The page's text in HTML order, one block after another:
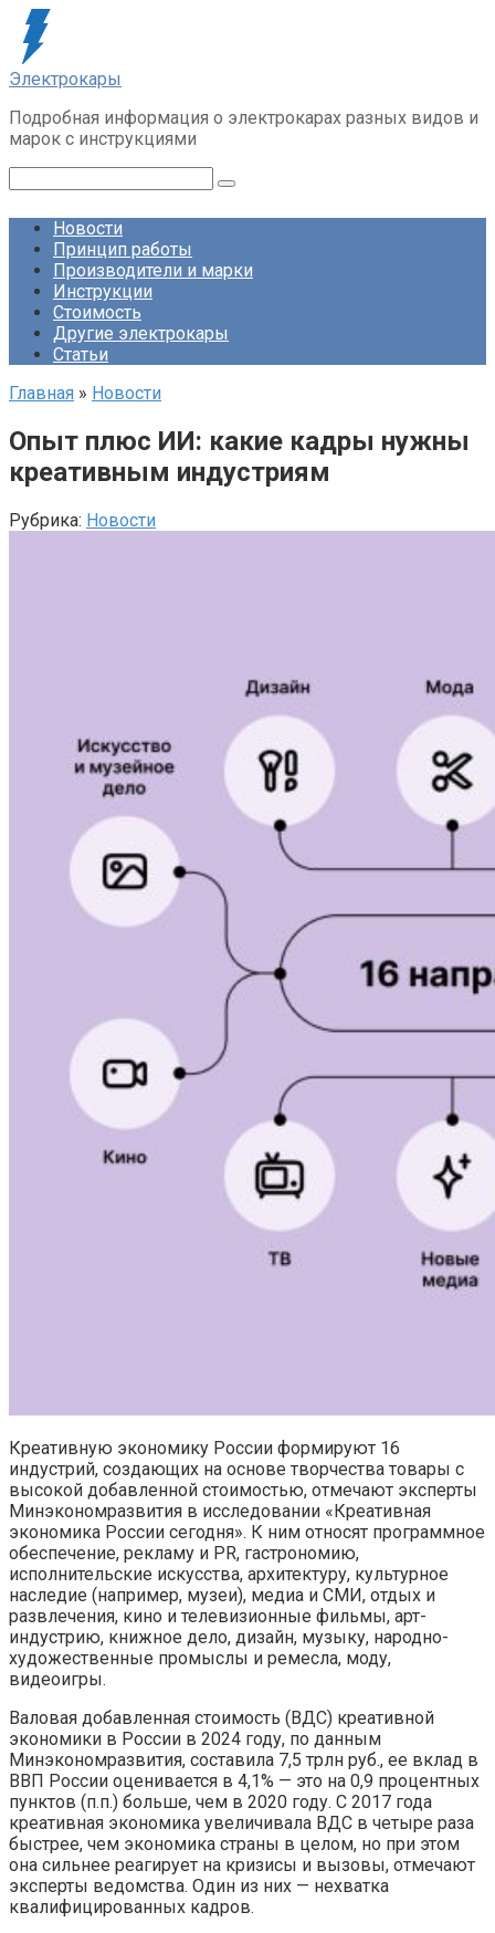
Перейти
контенту
Электрокары
Подробная информация о электрокарах разных видов и
марок с инструкциями
Новости
Принцип работы
Производители и марки
Инструкции
Стоимость
Другие электрокары
Статьи
Главная » Новости
Опыт плюс ИИ: какие кадры нужны
креативным индустриям
Рубрика: Новости
Креативную экономику России формируют 16
индустрий, создающих на основе творчества товары с
высокой добавленной стоимостью, отмечают эксперты
Минэкономразвития в исследовании «Креативная
экономика России сегодня». К ним относят программное
обеспечение, рекламу и PR, гастрономию,
исполнительские искусства, архитектуру, культурное
наследие (например, музеи), медиа и СМИ, отдых и
развлечения, кино и телевизионные фильмы, арт-
индустрию, книжное дело, дизайн, музыку, народно-
художественные промыслы и ремесла, моду,
видеоигры.
Валовая добавленная стоимость (ВДС) креативной
экономики в России в 2024 году, по данным
Минэкономразвития, составила 7,5 трлн руб., ее вклад в
ВВП России оценивается в 4,1% — это на 0,9 процентных
пунктов (п.п.) больше, чем в 2020 году. С 2017 года
креативная экономика увеличивала ВДС в четыре раза
быстрее, чем экономика страны в целом, но при этом
она сильнее реагирует на кризисы и вызовы, отмечают
эксперты ведомства. Один из них — нехватка
квалифицированных кадров.